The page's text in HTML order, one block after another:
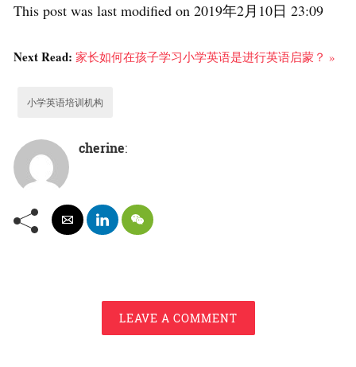
This post was last modified on 2019年2月10日 23:09
Next Read: 家长如何在孩子学习小学英语是进行英语启蒙？ »
小学英语培训机构
cherine:
LEAVE A COMMENT